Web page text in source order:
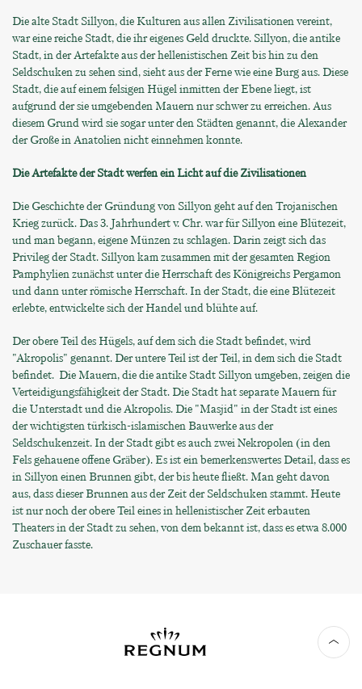
Die alte Stadt Sillyon, die Kulturen aus allen Zivilisationen vereint,
war eine reiche Stadt, die ihr eigenes Geld druckte. Sillyon, die antike
Stadt, in der Artefakte aus der hellenistischen Zeit bis hin zu den
Seldschuken zu sehen sind, sieht aus der Ferne wie eine Burg aus. Diese
Stadt, die auf einem felsigen Hügel inmitten der Ebene liegt, ist
aufgrund der sie umgebenden Mauern nur schwer zu erreichen. Aus
diesem Grund wird sie sogar unter den Städten genannt, die Alexander
der Große in Anatolien nicht einnehmen konnte.
Die Artefakte der Stadt werfen ein Licht auf die Zivilisationen
Die Geschichte der Gründung von Sillyon geht auf den Trojanischen
Krieg zurück. Das 3. Jahrhundert v. Chr. war für Sillyon eine Blütezeit,
und man begann, eigene Münzen zu schlagen. Darin zeigt sich das
Privileg der Stadt. Sillyon kam zusammen mit der gesamten Region
Pamphylien zunächst unter die Herrschaft des Königreichs Pergamon
und dann unter römische Herrschaft. In der Stadt, die eine Blütezeit
erlebte, entwickelte sich der Handel und blühte auf.
Der obere Teil des Hügels, auf dem sich die Stadt befindet, wird
"Akropolis" genannt. Der untere Teil ist der Teil, in dem sich die Stadt
befindet. Die Mauern, die die antike Stadt Sillyon umgeben, zeigen die
Verteidigungsfähigkeit der Stadt. Die Stadt hat separate Mauern für
die Unterstadt und die Akropolis. Die "Masjid" in der Stadt ist eines
der wichtigsten türkisch-islamischen Bauwerke aus der
Seldschukenzeit. In der Stadt gibt es auch zwei Nekropolen (in den
Fels gehauene offene Gräber). Es ist ein bemerkenswertes Detail, dass es
in Sillyon einen Brunnen gibt, der bis heute fließt. Man geht davon
aus, dass dieser Brunnen aus der Zeit der Seldschuken stammt. Heute
ist nur noch der obere Teil eines in hellenistischer Zeit erbauten
Theaters in der Stadt zu sehen, von dem bekannt ist, dass es etwa 8.000
Zuschauer fasste.